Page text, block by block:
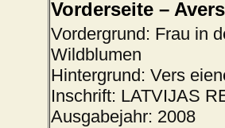
Vorderseite – Avers
Vordergrund: Frau in
Wildblumen
Hintergrund: Vers
Inschrift: LATVIJAS
Ausgabejahr: 2008